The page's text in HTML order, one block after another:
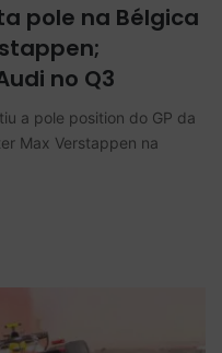
pole na Bélgica
no Q3
a pole position do GP da
Max Verstappen na